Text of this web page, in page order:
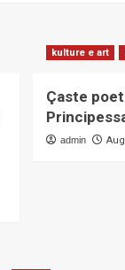
kulture e art
Çaste
admin